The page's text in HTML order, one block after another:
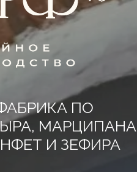
ПО
И ЗЕФИРА